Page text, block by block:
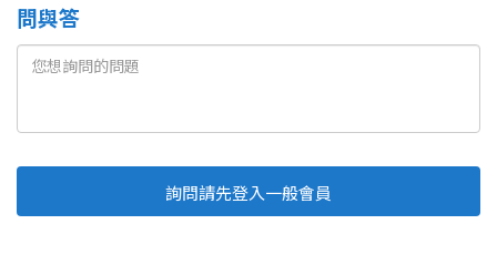
問與答
詢問請先登入一般會員